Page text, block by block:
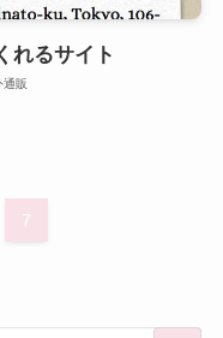
れるサイト
通販
7